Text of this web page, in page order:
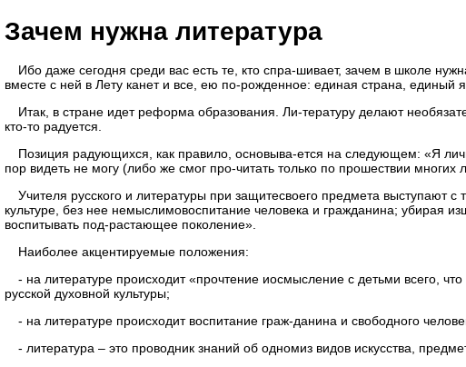
Зачем нужна литература
Ибо даже сегодня среди вас есть те, кто спра-шивает, зачем в школе
вместе с ней в Лету канет и все, ею по-рожденное: единая страна,
Итак, в стране идет реформа образования. Ли-тературу делают
кто-то радуется.
Позиция радующихся, как правило, основыва-ется на следующем: «Я
пор видеть не могу (либо же смог про-читать только по прошествии
Учителя русского и литературы при защитесвоего предмета выступают
культуре, без нее немыслимовоспитание человека и гражданина; убирая
воспитывать под-растающее поколение».
Наиболее акцентируемые положения:
- на литературе происходит «прочтение иосмысление с детьми всего,
русской духовной культуры;
- на литературе происходит воспитание граж-данина и свободного
- литература – это проводник знаний об одномиз видов искусства,